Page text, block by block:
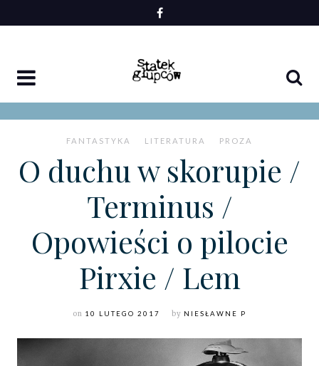
to
FANTASTYKA LITERATURA PROZA
O duchu w skorupie /
Terminus /
Opowieści o pilocie
Pirxie / Lem
on 10 LUTEGO 2017 by NIESŁAWNE P